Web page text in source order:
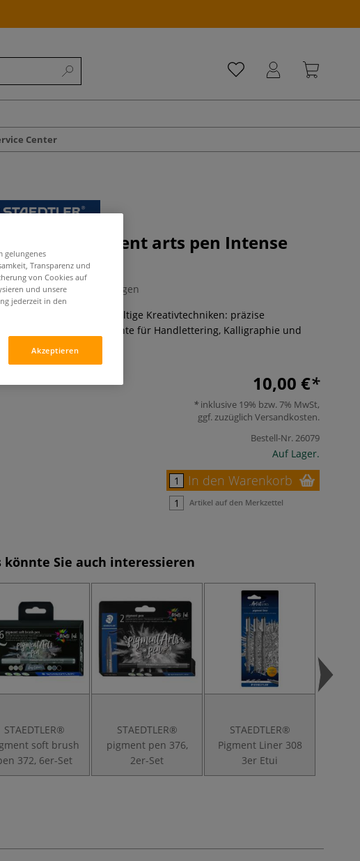
Center
pigment arts pen Intense
4er-Set
0 Bewertungen
Stifte für vielfältige Kreativtechniken: präzise
und kräftige Akzente für Handlettering, Kalligraphie und
Mehr
10,00 €
inklusive 19% bzw. 7% MwSt,
ggf. zuzüglich Versandkosten.
Bestell-Nr.26079
Auf Lager.
In den Warenkorb
Artikel auf den Merkzettel
könnte Sie auch interessieren
STAEDTLER®
soft brush
372, 6er-Set
STAEDTLER®
pigment pen 376,
2er-Set
STAEDTLER®
Pigment Liner 308
3er Etui
gelungenes
Transparenz und
von Cookies auf
und unsere
jederzeit in den
Akzeptieren